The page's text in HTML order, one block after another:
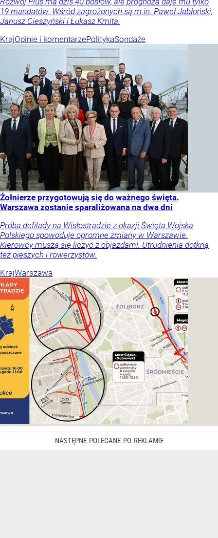
19 mandatów. Wśród zagrożonych są m.in. Paweł Jabłoński,
Janusz Cieszyński i Łukasz Kmita.
KrajOpinie i komentarzePolitykaSondaże
Żołnierze przygotowują się do ważnego święta.
Warszawa zostanie sparaliżowana na dwa dni
Próba defilady na Wisłostradzie z okazji Święta Wojska
Polskiego spowoduje ogromne zmiany w Warszawie.
Kierowcy muszą się liczyć z objazdami. Utrudnienia dotkną
też pieszych i rowerzystów.
KrajWarszawa